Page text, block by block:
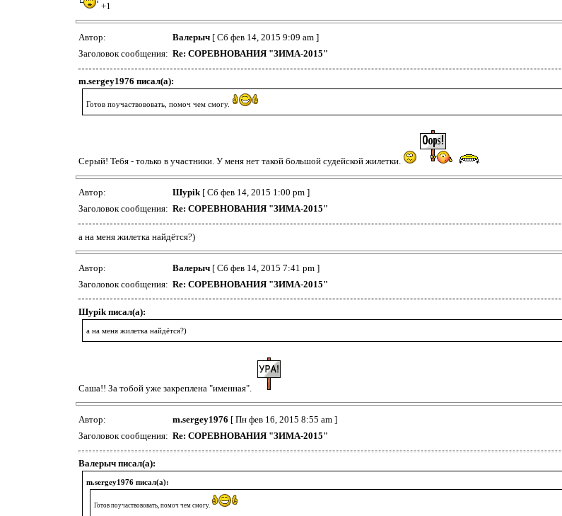
+1
Автор: Валерыч [ Сб фев 14, 2015 9:09 am ]
Заголовок сообщения: Re: СОРЕВНОВАНИЯ "ЗИМА-2015"
m.sergey1976 писал(а):
Готов поучаствововать, помоч чем смогу.
Серый! Тебя - только в участники. У меня нет такой большой судейской жилетки.
Автор: Шypik[ Сб фев 14, 2015 1:00 pm ]
Заголовок сообщения: Re: СОРЕВНОВАНИЯ "ЗИМА-2015"
а на меня жилетка найдётся?)
Автор: Валерыч [ Сб фев 14, 2015 7:41 pm ]
Заголовок сообщения: Re: СОРЕВНОВАНИЯ "ЗИМА-2015"
Шypik писал(а):
а на меня жилетка найдётся?)
Саша!! За тобой уже закреплена "именная".
Автор: m.sergey1976 [ Пн фев 16, 2015 8:55 am ]
Заголовок сообщения: Re: СОРЕВНОВАНИЯ "ЗИМА-2015"
Валерыч писал(а):
m.sergey1976 писал(а):
Готов поучаствововать, помоч чем смогу.